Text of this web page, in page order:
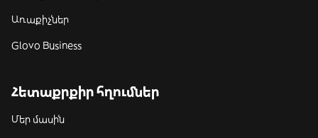
Առաքիչներ
Glovo Business
Հետաքրքիր հղումներ
Մեր մասին